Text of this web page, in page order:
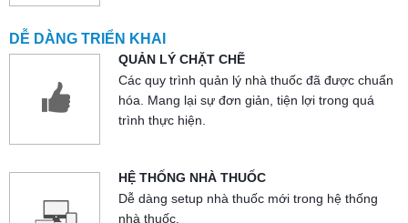
DỄ DÀNG TRIỂN KHAI
QUẢN LÝ CHẶT CHẼ
Các quy trình quản lý nhà thuốc đã được chuẩn
hóa. Mang lại sự đơn giản, tiện lợi trong quá
trình thực hiện.
HỆ THỐNG NHÀ THUỐC
Dễ dàng setup nhà thuốc mới trong hệ thống
nhà thuốc.